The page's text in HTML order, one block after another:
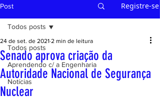
Post Registre-se
Todos posts
Aprendendo c/ a Engenharia
Notícias
Todos posts
Senado aprova criação da
Autoridade Nacional de Segurança
Nuclear
24 de set. de 2021 2 min de leitura